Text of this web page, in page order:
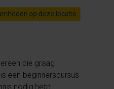
op deze locatie
die graag
een beginnerscursus
nodig hebt.